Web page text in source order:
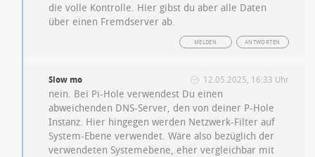
die volle Kontrolle. Hier gibst du aber alle Daten
über einen Fremdserver ab.
ANTWORTEN
MELDEN
Slow mo 12.05.2025, 16:33 Uhr
nein. Bei Pi-Hole verwendest Du einen
abweichenden DNS-Server, den von deiner P-Hole
Instanz. Hier hingegen werden Netzwerk-Filter auf
System-Ebene verwendet. Wäre also bezüglich der
verwendeten Systemebene, eher vergleichbar mit